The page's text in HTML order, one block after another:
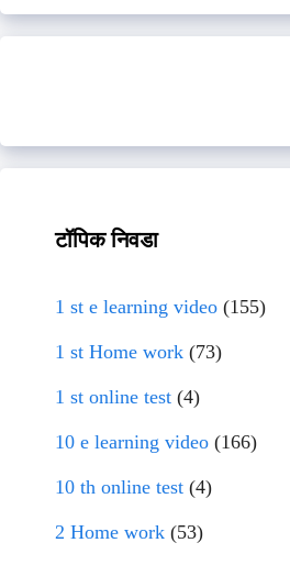
टॉपिक निवडा
1 st e learning video (155)
1 st Home work (73)
1 st online test (4)
10 e learning video (166)
10 th online test (4)
2 Home work (53)